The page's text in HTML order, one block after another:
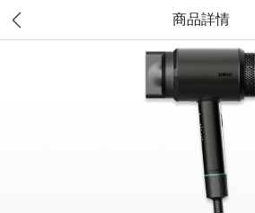
商品詳情